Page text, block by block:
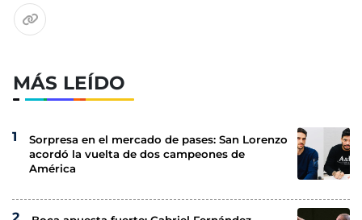
MÁS LEÍDO
Sorpresa en el mercado de pases: San Lorenzo
acordó la vuelta de dos campeones de
América